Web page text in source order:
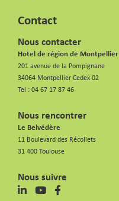
Contact
Nous contacter
Hotel de région de Montpellier
201 avenue de la Pompignane
34064 Montpellier Cedex 02
Tel : 04 67 17 87 46
Nous rencontrer
Le Belvédère
11 Boulevard des Récollets
31 400 Toulouse
Nous suivre